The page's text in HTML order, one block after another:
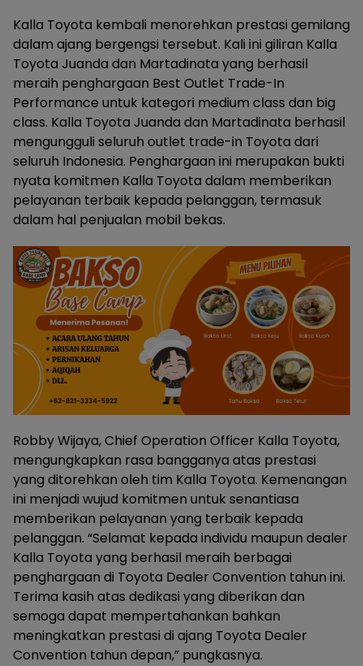
Kalla Toyota kembali menorehkan prestasi gemilang
dalam ajang bergengsi tersebut. Kali ini giliran Kalla
Toyota Juanda dan Martadinata yang berhasil
meraih penghargaan Best Outlet Trade-In
Performance untuk kategori medium class dan big
class. Kalla Toyota Juanda dan Martadinata berhasil
mengungguli seluruh outlet trade-in Toyota dari
seluruh Indonesia. Penghargaan ini merupakan bukti
nyata komitmen Kalla Toyota dalam memberikan
pelayanan terbaik kepada pelanggan, termasuk
dalam hal penjualan mobil bekas.
Robby Wijaya, Chief Operation Officer Kalla Toyota,
mengungkapkan rasa bangganya atas prestasi
yang ditorehkan oleh tim Kalla Toyota. Kemenangan
ini menjadi wujud komitmen untuk senantiasa
memberikan pelayanan yang terbaik kepada
pelanggan. “Selamat kepada individu maupun dealer
Kalla Toyota yang berhasil meraih berbagai
penghargaan di Toyota Dealer Convention tahun ini.
Terima kasih atas dedikasi yang diberikan dan
semoga dapat mempertahankan bahkan
meningkatkan prestasi di ajang Toyota Dealer
Convention tahun depan,” pungkasnya.